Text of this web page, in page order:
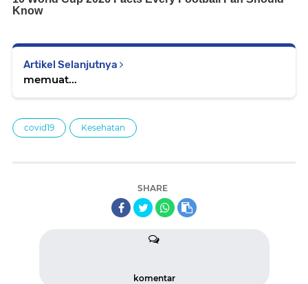
Artikel Selanjutnya
memuat...
covid19 Kesehatan
SHARE
komentar